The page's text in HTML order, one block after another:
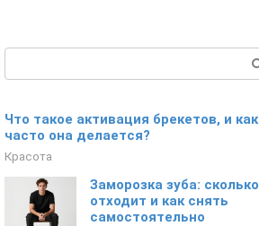
Что такое активация брекетов, и как
часто она делается?
Красота
Заморозка зуба: сколько
отходит и как снять
самостоятельно